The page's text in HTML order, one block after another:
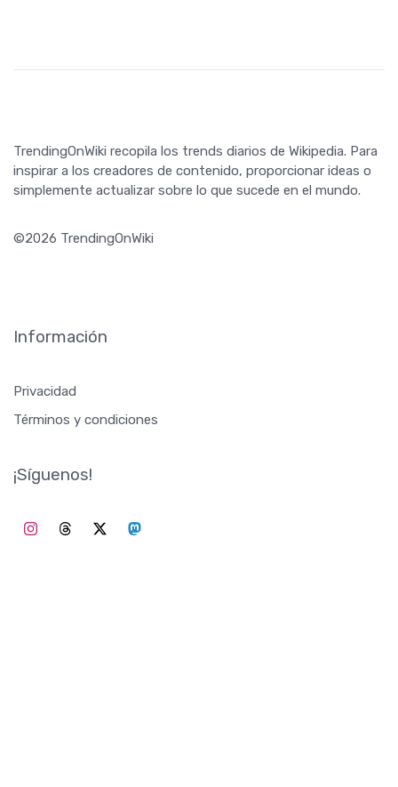
TrendingOnWiki recopila los trends diarios de Wikipedia. Para
inspirar a los creadores de contenido, proporcionar ideas o
simplemente actualizar sobre lo que sucede en el mundo.
©2026 TrendingOnWiki
Información
Privacidad
Términos y condiciones
¡Síguenos!